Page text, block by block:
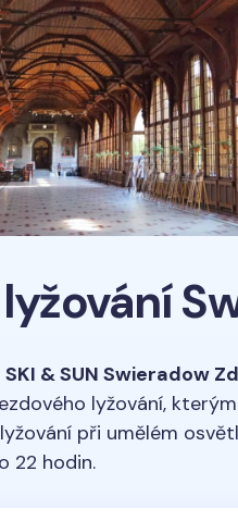
SKI & SUN Swieradow
lyžování,
při umělém
22 hodin.